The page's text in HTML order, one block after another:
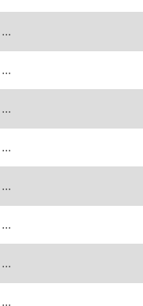
...
...
...
...
...
...
...
...